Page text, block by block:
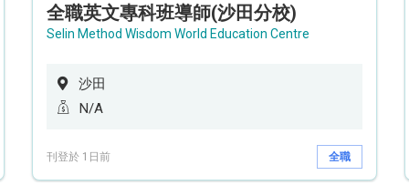
全職英文專科班導師(沙田分校)
Selin Method Wisdom World Education Centre
沙田
N/A
刊登於 1日前 全職